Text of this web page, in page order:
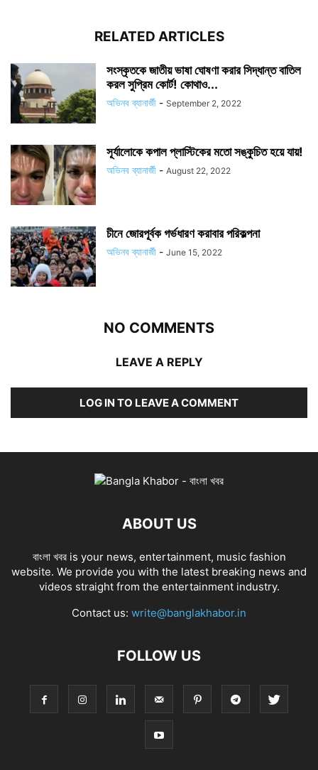
RELATED ARTICLES
সংস্কৃতকে জাতীয় ভাষা ঘোষণা করার সিদ্ধান্ত বাতিল
করল সুপ্রিম কোর্ট! কোথাও...
অভিনব ব্যানার্জী - September 2, 2022
সূর্যালোকে কপাল প্লাস্টিকের মতো সঙ্কুচিত হয়ে যায়!
অভিনব ব্যানার্জী - August 22, 2022
চীনে জোরপূর্বক গর্ভধারণ করাবার পরিকল্পনা
অভিনব ব্যানার্জী - June 15, 2022
NO COMMENTS
LEAVE A REPLY
LOG IN TO LEAVE A COMMENT
ABOUT US
বাংলা খবর is your news, entertainment, music fashion
website. We provide you with the latest breaking news and
videos straight from the entertainment industry.
Contact us: write@banglakhabor.in
FOLLOW US